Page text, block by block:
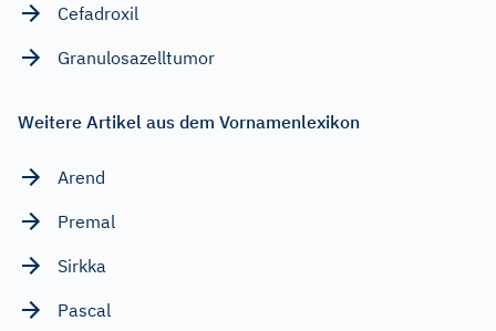
Cefadroxil
Granulosazelltumor
Weitere Artikel aus dem Vornamenlexikon
Arend
Premal
Sirkka
Pascal